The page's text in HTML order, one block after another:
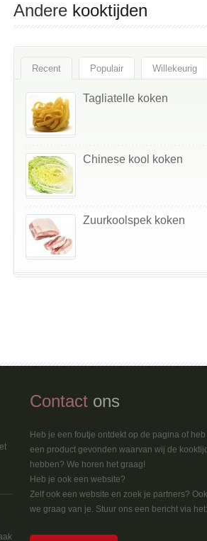
Andere kooktijden
Recent Populair Willekeurig
Tagliatelle koken
Chinese kool koken
Zuurkoolspek koken
Contact ons
Heb je een foutje ontdekt op de pagina of
een product gevonden waarvan wij de
hebben? We horen het graag!
Heb je ook een website?
Zelf ook een website en zoek je partners?
we graag van je. Stuur ons een bericht via het: